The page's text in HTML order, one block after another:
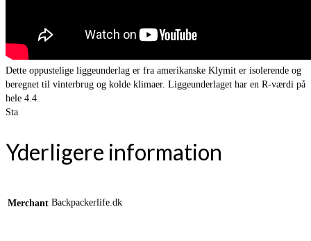
Dette oppustelige liggeunderlag er fra amerikanske Klymit er isolerende og
beregnet til vinterbrug og kolde klimaer. Liggeunderlaget har en R-værdi på
hele 4.4.
Sta
Yderligere information
Merchant Backpackerlife.dk